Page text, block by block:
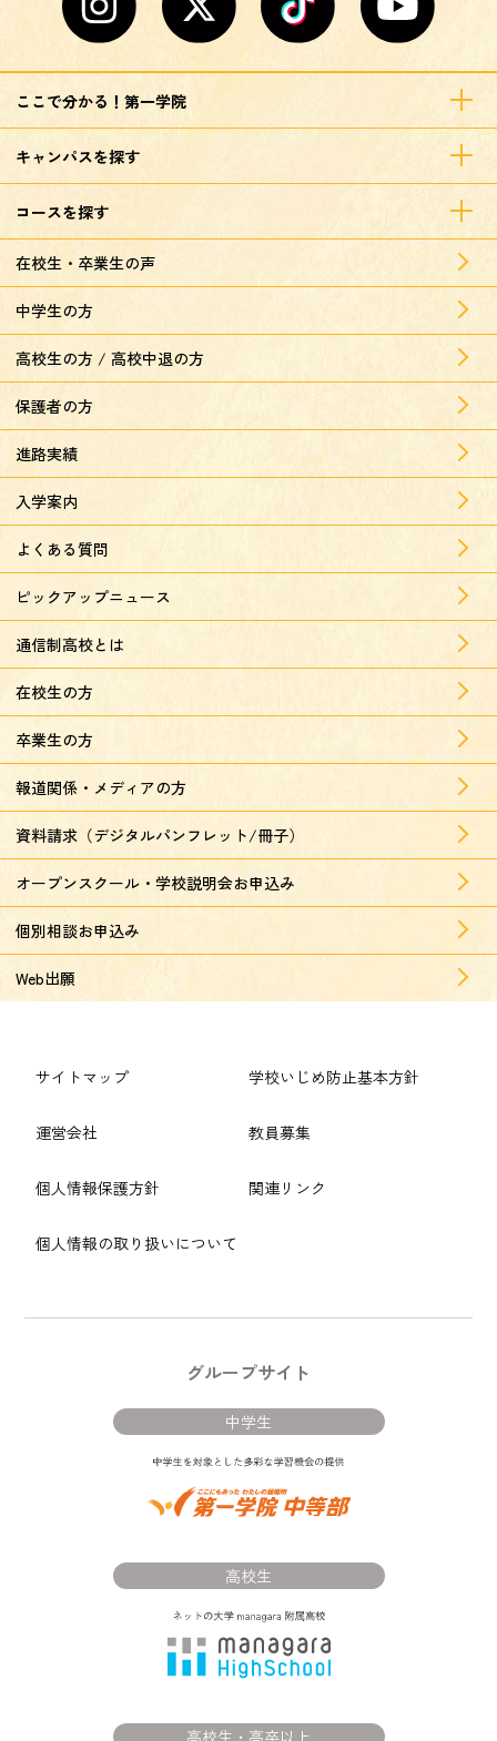
ここで分かる！第一学院
キャンパスを探す
コースを探す
在校生・卒業生の声
中学生の方
高校生の方 / 高校中退の方
保護者の方
進路実績
入学案内
よくある質問
ピックアップニュース
通信制高校とは
在校生の方
卒業生の方
報道関係・メディアの方
資料請求（デジタルパンフレット/冊子）
オープンスクール・学校説明会お申込み
個別相談お申込み
Web出願
サイトマップ
運営会社
個人情報保護方針
個人情報の取り扱いについて
学校いじめ防止基本方針
教員募集
関連リンク
グループサイト
中学生
高校生
高校生・高卒以上